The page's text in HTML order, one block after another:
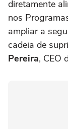
diretamente
nos
ampliar a
cadeia de
Pereira, CEO